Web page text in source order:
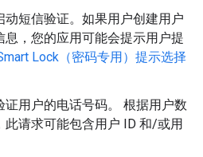
动短信验证。如果用户创建用户
息，您的应用可能会提示用户提
Lock（密码专用）提示选择
证用户的电话号码。 根据用户数
此请求可能包含用户 ID 和/或用